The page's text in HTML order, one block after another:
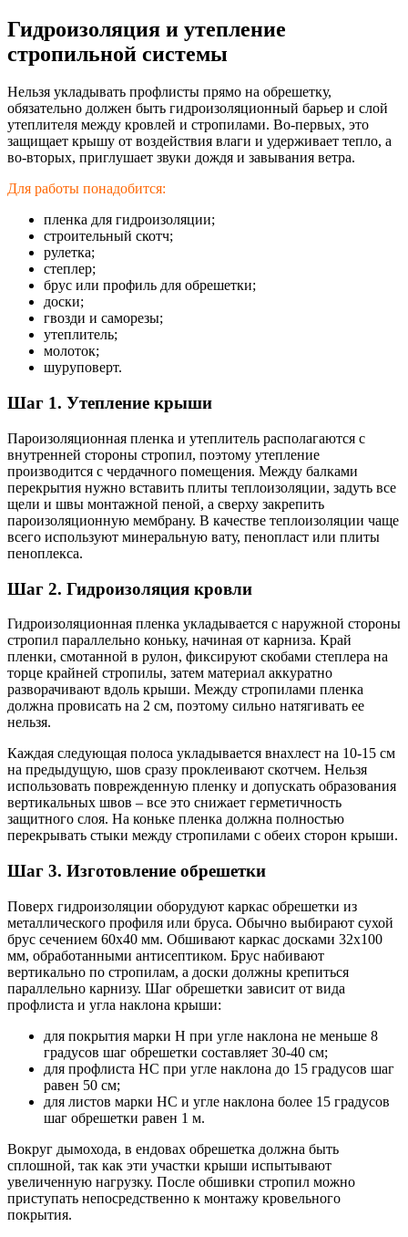
Гидроизоляция и утепление
стропильной системы
Нельзя укладывать профлисты прямо на обрешетку,
обязательно должен быть гидроизоляционный барьер и слой
утеплителя между кровлей и стропилами. Во-первых, это
защищает крышу от воздействия влаги и удерживает тепло, а
во-вторых, приглушает звуки дождя и завывания ветра.
Для работы понадобится:
пленка для гидроизоляции;
строительный скотч;
рулетка;
степлер;
брус или профиль для обрешетки;
доски;
гвозди и саморезы;
утеплитель;
молоток;
шуруповерт.
Шаг 1. Утепление крыши
Пароизоляционная пленка и утеплитель располагаются с
внутренней стороны стропил, поэтому утепление
производится с чердачного помещения. Между балками
перекрытия нужно вставить плиты теплоизоляции, задуть все
щели и швы монтажной пеной, а сверху закрепить
пароизоляционную мембрану. В качестве теплоизоляции чаще
всего используют минеральную вату, пенопласт или плиты
пеноплекса.
Шаг 2. Гидроизоляция кровли
Гидроизоляционная пленка укладывается с наружной стороны
стропил параллельно коньку, начиная от карниза. Край
пленки, смотанной в рулон, фиксируют скобами степлера на
торце крайней стропилы, затем материал аккуратно
разворачивают вдоль крыши. Между стропилами пленка
должна провисать на 2 см, поэтому сильно натягивать ее
нельзя.
Каждая следующая полоса укладывается внахлест на 10-15 см
на предыдущую, шов сразу проклеивают скотчем. Нельзя
использовать поврежденную пленку и допускать образования
вертикальных швов – все это снижает герметичность
защитного слоя. На коньке пленка должна полностью
перекрывать стыки между стропилами с обеих сторон крыши.
Шаг 3. Изготовление обрешетки
Поверх гидроизоляции оборудуют каркас обрешетки из
металлического профиля или бруса. Обычно выбирают сухой
брус сечением 60х40 мм. Обшивают каркас досками 32х100
мм, обработанными антисептиком. Брус набивают
вертикально по стропилам, а доски должны крепиться
параллельно карнизу. Шаг обрешетки зависит от вида
профлиста и угла наклона крыши:
для покрытия марки Н при угле наклона не меньше 8
градусов шаг обрешетки составляет 30-40 см;
для профлиста НС при угле наклона до 15 градусов шаг
равен 50 см;
для листов марки НС и угле наклона более 15 градусов
шаг обрешетки равен 1 м.
Вокруг дымохода, в ендовах обрешетка должна быть
сплошной, так как эти участки крыши испытывают
увеличенную нагрузку. После обшивки стропил можно
приступать непосредственно к монтажу кровельного
покрытия.